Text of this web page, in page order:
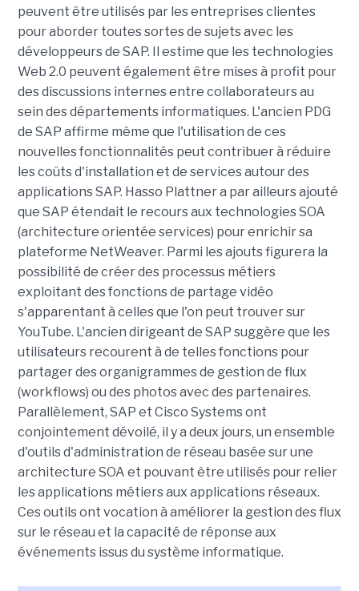
peuvent être utilisés par les entreprises clientes
pour aborder toutes sortes de sujets avec les
développeurs de SAP. Il estime que les technologies
Web 2.0 peuvent également être mises à profit pour
des discussions internes entre collaborateurs au
sein des départements informatiques. L'ancien PDG
de SAP affirme même que l'utilisation de ces
nouvelles fonctionnalités peut contribuer à réduire
les coûts d'installation et de services autour des
applications SAP. Hasso Plattner a par ailleurs ajouté
que SAP étendait le recours aux technologies SOA
(architecture orientée services) pour enrichir sa
plateforme NetWeaver. Parmi les ajouts figurera la
possibilité de créer des processus métiers
exploitant des fonctions de partage vidéo
s'apparentant à celles que l'on peut trouver sur
YouTube. L'ancien dirigeant de SAP suggère que les
utilisateurs recourent à de telles fonctions pour
partager des organigrammes de gestion de flux
(workflows) ou des photos avec des partenaires.
Parallèlement, SAP et Cisco Systems ont
conjointement dévoilé, il y a deux jours, un ensemble
d'outils d'administration de réseau basée sur une
architecture SOA et pouvant être utilisés pour relier
les applications métiers aux applications réseaux.
Ces outils ont vocation à améliorer la gestion des flux
sur le réseau et la capacité de réponse aux
événements issus du système informatique.